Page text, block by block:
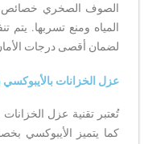
الصوف الصخري خصائص
المياه ومنع تسربها. يتم
لضمان أقصى درجات
عزل الخزانات بالأيبوكسي
تُعتبر تقنية عزل
كما يتميز الأيبوكسي